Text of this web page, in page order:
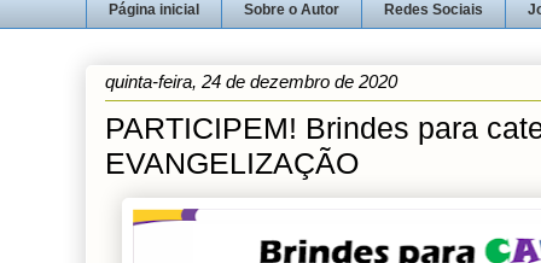
Página inicial Sobre o Autor Redes Sociais
quinta-feira, 24 de dezembro de 2020
PARTICIPEM! Brindes para
EVANGELIZAÇÃO